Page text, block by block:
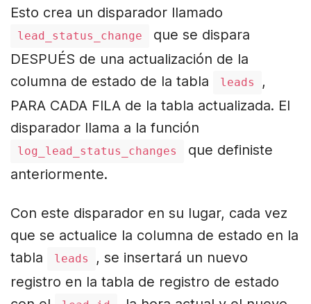
Esto crea un disparador llamado
lead_status_change
que se dispara
DESPUÉS de una actualización de la
columna de estado de la tabla
leads
,
PARA CADA FILA de la tabla actualizada. El
disparador llama a la función
log_lead_status_changes
que definiste
anteriormente.
Con este disparador en su lugar, cada vez
que se actualice la columna de estado en la
tabla
leads
, se insertará un nuevo
registro en la tabla de registro de estado